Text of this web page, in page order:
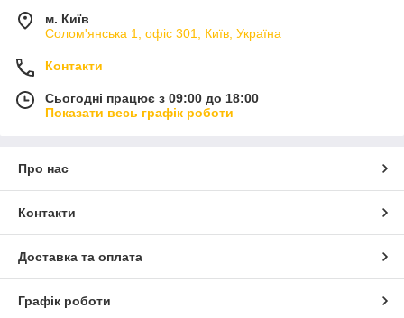
м. Київ
Солом'янська 1, офіс 301, Київ, Україна
Контакти
Сьогодні працює з 09:00 до 18:00
Показати весь графік роботи
Про нас
Контакти
Доставка та оплата
Графік роботи